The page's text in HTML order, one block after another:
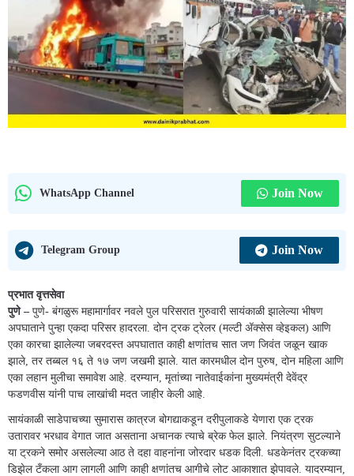
WhatsApp Channel Join Now
Telegram Group Join Now
प्रभात वृत्तसेवा
पुणे – पुणे- बंगळुरू महामार्गावर नवले पुल परिसरात गुरुवारी सायंकाळी झालेल्या भीषण
अपघाताने पुन्हा एकदा परिसर हादरला. दोन ट्रक ट्रेलर (मल्टी ॲक्सेस व्हेइकल) आणि
एका कारचा झालेल्या जबरदस्त अपघातात काही क्षणांतच सात जण जिवंत जळून खाक
झाले, तर तब्बल १६ ते १७ जण जखमी झाले. यात कारमधील दोन पुरुष, दोन महिला आणि
एका लहान मुलीचा समावेश आहे. दरम्यान, मृतांच्या नातेवाईकांना मुख्यमंत्री देवेंद्र
फडणवीस यांनी पाच लाखांची मदत जाहीर केली आहे.
सायंकाळी साडेपाचच्या सुमारास कात्रज बोगद्याकडून दरीपुलाकडे येणारा एक ट्रक
उतारावर भरधाव वेगात जात असताना अचानक त्याचे ब्रेक फेल झाले. नियंत्रण सुटल्याने
या ट्रकने समोर असलेल्या आठ ते दहा वाहनांना जोरदार धडक दिली. धडकेनंतर ट्रकच्या
डिझेल टँकला आग लागली आणि काही क्षणांतच आगीचे लोट आकाशात झेपावले. यादरम्यान,